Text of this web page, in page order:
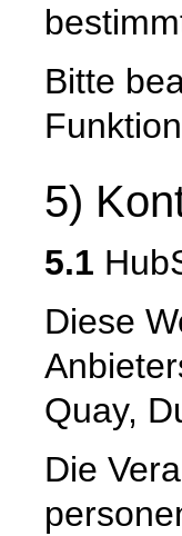
Bitte
5)
5.1
Diese
Quay,
Die